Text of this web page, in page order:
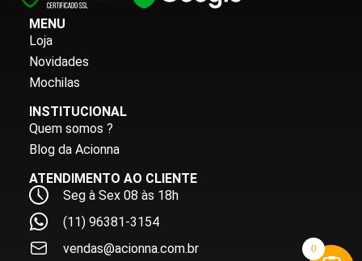
MENU
Loja
Novidades
Mochilas
INSTITUCIONAL
Quem somos ?
Blog da Acionna
ATENDIMENTO AO CLIENTE
Seg à Sex 08 às 18h
(11) 96381-3154
vendas@acionna.com.br
0